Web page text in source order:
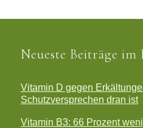
Neueste Beiträge im
Vitamin D gegen
Schutzversprechen dran ist
Vitamin B3: 66 Prozent